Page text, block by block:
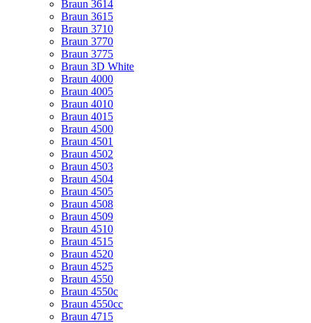
Braun 3614
Braun 3615
Braun 3710
Braun 3770
Braun 3775
Braun 3D White
Braun 4000
Braun 4005
Braun 4010
Braun 4015
Braun 4500
Braun 4501
Braun 4502
Braun 4503
Braun 4504
Braun 4505
Braun 4508
Braun 4509
Braun 4510
Braun 4515
Braun 4520
Braun 4525
Braun 4550
Braun 4550c
Braun 4550cc
Braun 4715